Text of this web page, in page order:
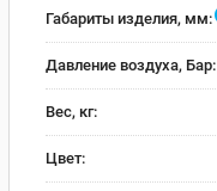
Габариты изделия, мм:
Давление воздуха, Бар:
Вес, кг:
Цвет: